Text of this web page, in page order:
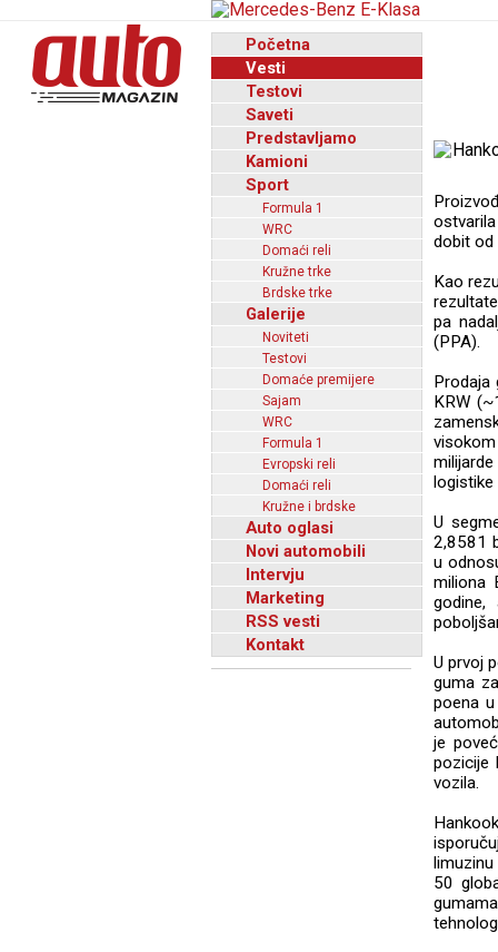
Početna
Vesti
Testovi
Saveti
Predstavljamo
Kamioni
Sport
Formula 1
WRC
Domaći reli
Kružne trke
Brdske trke
Galerije
Noviteti
Testovi
Domaće premijere
Sajam
WRC
Formula 1
Evropski reli
Domaći reli
Kružne i brdske
Auto oglasi
Novi automobili
Intervju
Marketing
RSS vesti
Kontakt
dobit od
Kao
pa
(PPA).
Prodaja
KRW
logistike
U
2,8581
u
miliona
U prvoj
guma
poena
je
pozicije
vozila.
50